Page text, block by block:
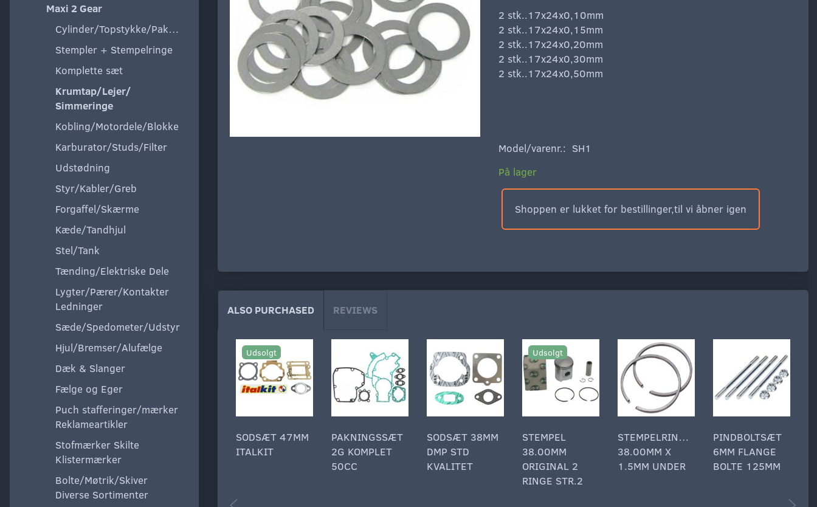
Maxi 2 Gear
Cylinder/Topstykke/Pakning
Stempler + Stempelringe
Komplette sæt
Krumtap/Lejer/
Simmeringe
Kobling/Motordele/Blokke
Karburator/Studs/Filter
Udstødning
Styr/Kabler/Greb
Forgaffel/Skærme
Kæde/Tandhjul
Stel/Tank
Tænding/Elektriske Dele
Lygter/Pærer/Kontakter
Ledninger
Sæde/Spedometer/Udstyr
Hjul/Bremser/Alufælge
Dæk & Slanger
Fælge og Eger
Puch stafferinger/mærker
Reklameartikler
Stofmærker Skilte
Klistermærker
Bolte/Møtrik/Skiver
Diverse Sortimenter
2 stk..17x24x0,10mm
2 stk..17x24x0,15mm
2 stk..17x24x0,20mm
2 stk..17x24x0,30mm
2 stk..17x24x0,50mm
Model/varenr.: SH1
På lager
Shoppen er lukket for bestillinger,til vi åbner igen
ALSO PURCHASED REVIEWS
Udsolgt
SODSÆT 47MM
ITALKIT
PAKNINGSSÆT
2G KOMPLET
50CC
SODSÆT 38MM
DMP STD
KVALITET
Udsolgt
STEMPEL
38.00MM
ORIGINAL 2
RINGE STR.2
STEMPELRINGSÆT
38.00MM X
1.5MM UNDER
PINDBOLTSÆT
6MM FLANGE
BOLTE 125MM